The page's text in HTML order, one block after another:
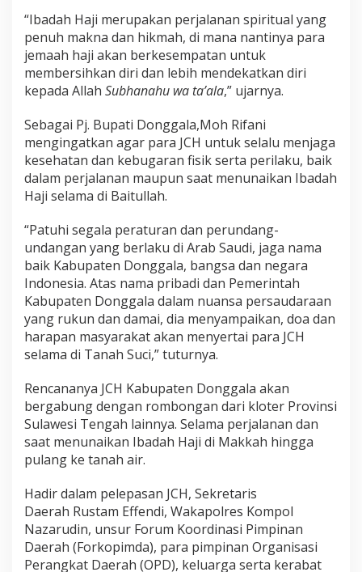
“Ibadah Haji merupakan perjalanan spiritual yang
penuh makna dan hikmah, di mana nantinya para
jemaah haji akan berkesempatan untuk
membersihkan diri dan lebih mendekatkan diri
kepada Allah Subhanahu wa ta’ala,” ujarnya.
Sebagai Pj. Bupati Donggala,Moh Rifani
mengingatkan agar para JCH untuk selalu menjaga
kesehatan dan kebugaran fisik serta perilaku, baik
dalam perjalanan maupun saat menunaikan Ibadah
Haji selama di Baitullah.
“Patuhi segala peraturan dan perundang-
undangan yang berlaku di Arab Saudi, jaga nama
baik Kabupaten Donggala, bangsa dan negara
Indonesia. Atas nama pribadi dan Pemerintah
Kabupaten Donggala dalam nuansa persaudaraan
yang rukun dan damai, dia menyampaikan, doa dan
harapan masyarakat akan menyertai para JCH
selama di Tanah Suci,” tuturnya.
Rencananya JCH Kabupaten Donggala akan
bergabung dengan rombongan dari kloter Provinsi
Sulawesi Tengah lainnya. Selama perjalanan dan
saat menunaikan Ibadah Haji di Makkah hingga
pulang ke tanah air.
Hadir dalam pelepasan JCH, Sekretaris
Daerah Rustam Effendi, Wakapolres Kompol
Nazarudin, unsur Forum Koordinasi Pimpinan
Daerah (Forkopimda), para pimpinan Organisasi
Perangkat Daerah (OPD), keluarga serta kerabat